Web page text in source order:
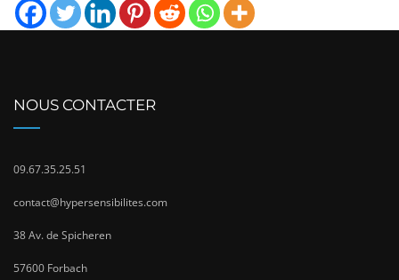
NOUS CONTACTER
09.67.35.25.51
contact@hypersensibilites.com
38 Av. de Spicheren
57600 Forbach